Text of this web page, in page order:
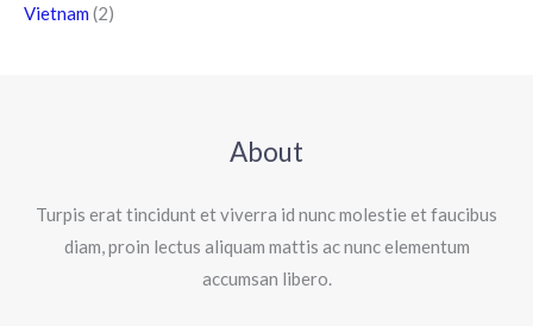
Vietnam (2)
About
Turpis erat tincidunt et viverra id nunc molestie et faucibus
diam, proin lectus aliquam mattis ac nunc elementum
accumsan libero.